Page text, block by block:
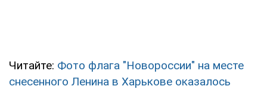
Читайте: Фото флага "Новороссии" на месте
снесенного Ленина в Харькове оказалось